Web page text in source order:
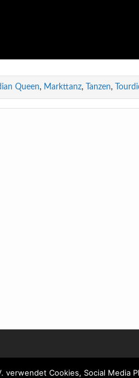
Queen, Markttanz, Tanzen,
Cookies, Social Media